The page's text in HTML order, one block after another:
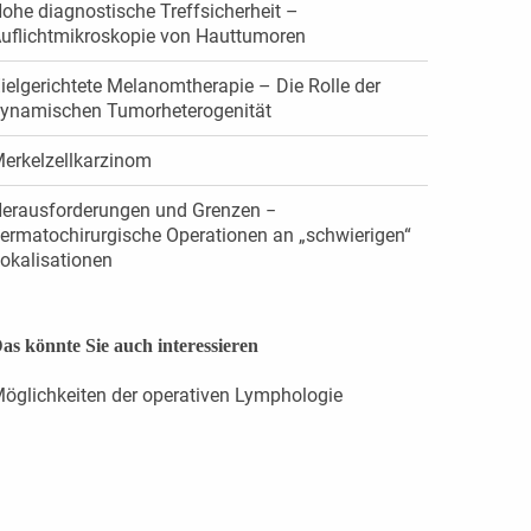
diagnostische Treffsicherheit –
von Hauttumoren
Melanomtherapie – Die Rolle der
Tumorheterogenität
und Grenzen −
Operationen an „schwierigen“
könnte Sie auch interessieren
der operativen Lymphologie